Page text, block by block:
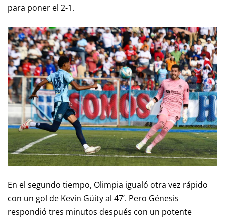
para poner el 2-1.
En el segundo tiempo, Olimpia igualó otra vez rápido
con un gol de Kevin Güity al 47’. Pero Génesis
respondió tres minutos después con un potente